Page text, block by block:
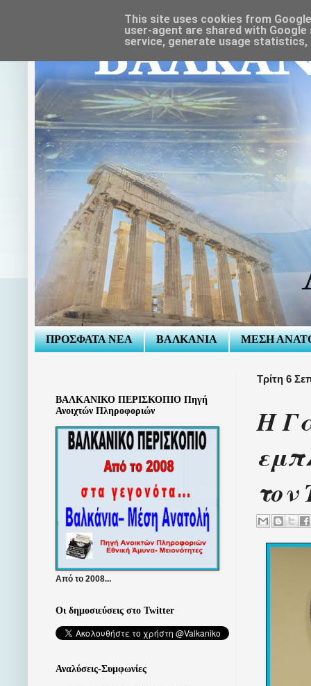
ΠΡΟΣΦΑΤΑ ΝΕΑ ΒΑΛΚΑΝΙΑ ΜΕΣΗ
Τρίτη 6
Η
τον
ΒΑΛΚΑΝΙΚΟ ΠΕΡΙΣΚΟΠΙΟ Πηγή
Ανοιχτών Πληροφοριών
Από το 2008...
Οι δημοσιεύσεις στο Twitter
Αναλύσεις-Συμφωνίες
This site uses cookies from
user-agent are shared with
service, generate usage statistics,